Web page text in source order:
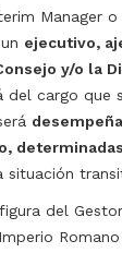
Manager
ejecutivo,
y/o la
del cargo que
situación
del